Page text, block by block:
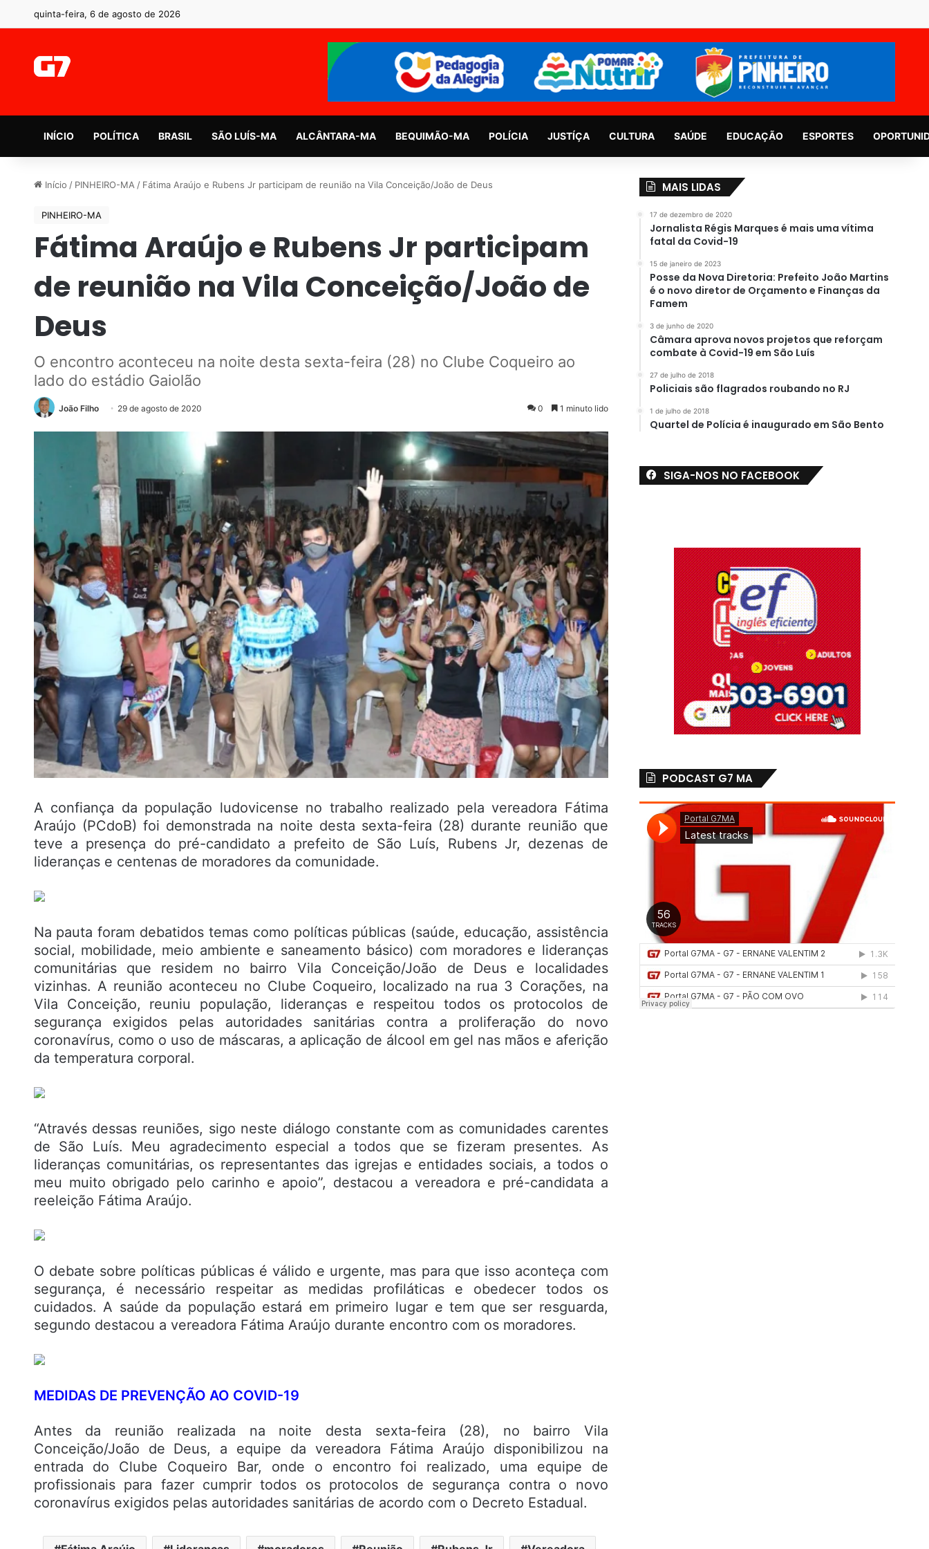
quinta-feira, 6 de agosto de 2026
INÍCIO POLÍTICA BRASIL SÃO LUÍS-MA ALCÂNTARA-MA BEQUIMÃO-MA POLÍCIA JUSTÍÇA CULTURA SAÚDE EDUCAÇÃO ESPORTES
Início / PINHEIRO-MA / Fátima Araújo e Rubens Jr participam de reunião na Vila Conceição/João de Deus
PINHEIRO-MA
Fátima Araújo e Rubens Jr participam
de reunião na Vila Conceição/João de
Deus
O encontro aconteceu na noite desta sexta-feira (28) no Clube Coqueiro ao
lado do estádio Gaiolão
João Filho 29 de agosto de 2020 0 1 minuto lido
A confiança da população ludovicense no trabalho realizado pela vereadora Fátima
Araújo (PCdoB) foi demonstrada na noite desta sexta-feira (28) durante reunião que
teve a presença do pré-candidato a prefeito de São Luís, Rubens Jr, dezenas de
lideranças e centenas de moradores da comunidade.
Na pauta foram debatidos temas como políticas públicas (saúde, educação, assistência
social, mobilidade, meio ambiente e saneamento básico) com moradores e lideranças
comunitárias que residem no bairro Vila Conceição/João de Deus e localidades
vizinhas. A reunião aconteceu no Clube Coqueiro, localizado na rua 3 Corações, na
Vila Conceição, reuniu população, lideranças e respeitou todos os protocolos de
segurança exigidos pelas autoridades sanitárias contra a proliferação do novo
coronavírus, como o uso de máscaras, a aplicação de álcool em gel nas mãos e aferição
da temperatura corporal.
“Através dessas reuniões, sigo neste diálogo constante com as comunidades carentes
de São Luís. Meu agradecimento especial a todos que se fizeram presentes. As
lideranças comunitárias, os representantes das igrejas e entidades sociais, a todos o
meu muito obrigado pelo carinho e apoio”, destacou a vereadora e pré-candidata a
reeleição Fátima Araújo.
O debate sobre políticas públicas é válido e urgente, mas para que isso aconteça com
segurança, é necessário respeitar as medidas profiláticas e obedecer todos os
cuidados. A saúde da população estará em primeiro lugar e tem que ser resguarda,
segundo destacou a vereadora Fátima Araújo durante encontro com os moradores.
MEDIDAS DE PREVENÇÃO AO COVID-19
Antes da reunião realizada na noite desta sexta-feira (28), no bairro Vila
Conceição/João de Deus, a equipe da vereadora Fátima Araújo disponibilizou na
entrada do Clube Coqueiro Bar, onde o encontro foi realizado, uma equipe de
profissionais para fazer cumprir todos os protocolos de segurança contra o novo
coronavírus exigidos pelas autoridades sanitárias de acordo com o Decreto Estadual.
MAIS LIDAS
17 de dezembro de 2020
Jornalista Régis Marques é mais uma vítima
fatal da Covid-19
15 de janeiro de 2023
Posse da Nova Diretoria: Prefeito João Martins
é o novo diretor de Orçamento e Finanças da
Famem
3 de junho de 2020
Câmara aprova novos projetos que reforçam
combate à Covid-19 em São Luís
27 de julho de 2018
Policiais são flagrados roubando no RJ
1 de julho de 2018
Quartel de Polícia é inaugurado em São Bento
SIGA-NOS NO FACEBOOK
PODCAST G7 MA